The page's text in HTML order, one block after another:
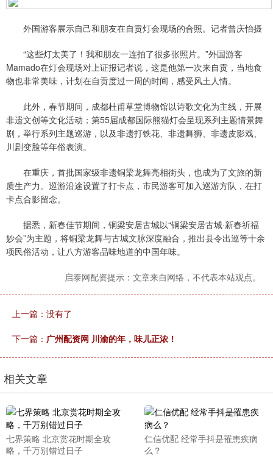
外国游客展示自己和朋友在自贡灯会现场的合照。记者曾庆怡摄
“这些灯太美了！我和朋友一连拍了很多张照片。”外国游客
Mamado在灯会现场对上证报记者说，这是他第一次来自贡，当地食
物也非常美味，计划在自贡度过一周的时间，感受风土人情。
此外，春节期间，成都杜甫草堂博物馆以诗歌文化为主线，开展
非遗文创等文化活动；第55届成都国际熊猫灯会呈现系列主题情景舞
剧，举行系列主题巡游，以及非遗打铁花、非遗舞狮、非遗皮影戏、
川剧变脸等年俗表演。
在重庆，首批国家级非遗铜梁龙舞亮相街头，也成为了文旅的新
质生产力。巡游沿途设置了打卡点，市民游客可加入巡游方队，在打
卡点合影留念。
据悉，新春佳节期间，铜梁安居古城以“铜梁安居古城·新春祈福
妙会”为主题，将铜梁龙舞与古城文脉深度融合，推出县令出巡等十余
项民俗活动，让八方游客品味地道的中国年味。
启泰网配资提示：文章来自网络，不代表本站观点。
上一篇：没有了
下一篇： 广州配资网 川渝的年，味儿正浓！
相关文章
七界策略 北京赏花时期全攻
略，千万别错过日子
仁信优配 经常手抖是罹患疾病
么？